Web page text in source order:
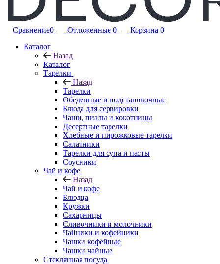
Сравнение0 Отложенные 0 Корзина 0
Каталог
Назад
Каталог
Тарелки
Назад
Тарелки
Обеденные и подстановочные
Блюда для сервировки
Чаши, пиалы и кокотницы
Десертные тарелки
Хлебные и пирожковые тарелки
Салатники
Тарелки для супа и пасты
Соусники
Чай и кофе
Назад
Чай и кофе
Блюдца
Кружки
Сахарницы
Сливочники и молочники
Чайники и кофейники
Чашки кофейные
Чашки чайные
Стеклянная посуда